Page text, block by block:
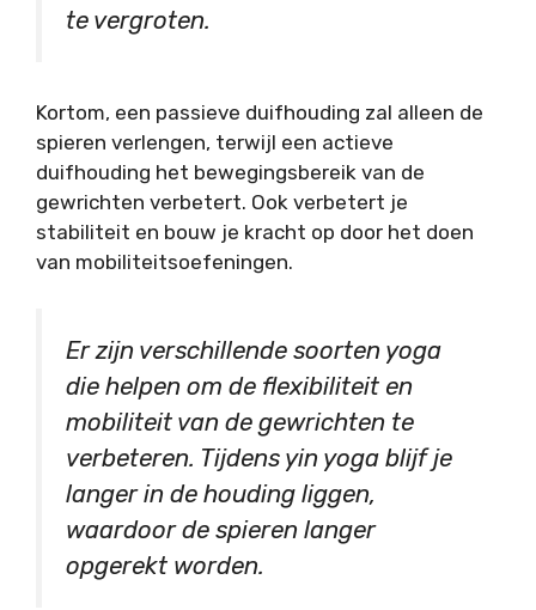
te vergroten.
Kortom, een passieve duifhouding zal alleen de
spieren verlengen, terwijl een actieve
duifhouding het bewegingsbereik van de
gewrichten verbetert. Ook verbetert je
stabiliteit en bouw je kracht op door het doen
van mobiliteitsoefeningen.
Er zijn verschillende soorten yoga
die helpen om de flexibiliteit en
mobiliteit van de gewrichten te
verbeteren. Tijdens yin yoga blijf je
langer in de houding liggen,
waardoor de spieren langer
opgerekt worden.